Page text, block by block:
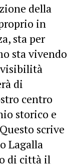
della
in
sta per
sta vivendo
visibilità
di
centro
storico e
scrive
Lagalla
di città il